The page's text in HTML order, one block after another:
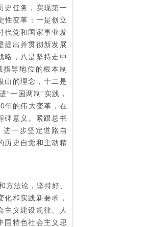
史任务，实现第一
性变革：一是创立
代党和国家事业发
提出并贯彻新发展
略，八是坚持走中
导地位的根本制
山的理念，十二是
一国两制”实践，
年的伟大变革，在
碑意义。紧跟总书
一步坚定道路自
历史自觉和主动精
方法论，坚持好、
和实践新要求，
主义建设规律、人
国特色社会主义思